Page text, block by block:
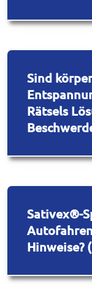
Sind
Rätsels
Sativex®-
Hinweise?